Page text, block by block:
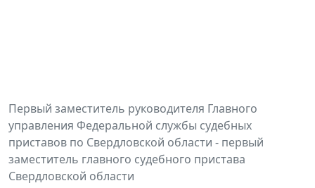
Первый заместитель руководителя Главного
управления Федеральной службы судебных
приставов по Свердловской области - первый
заместитель главного судебного пристава
Свердловской области